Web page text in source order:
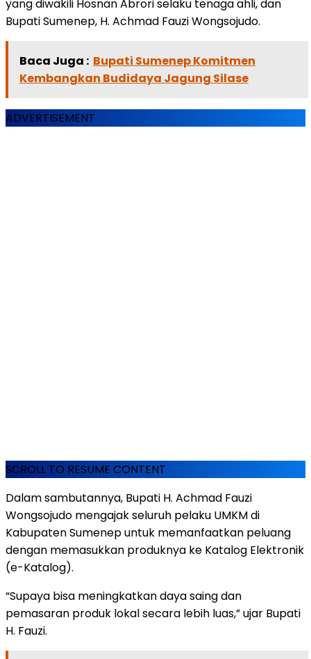
yang diwakili Hosnan Abrori selaku tenaga ahli, dan
Bupati Sumenep, H. Achmad Fauzi Wongsojudo.
Baca Juga : Bupati Sumenep Komitmen
Kembangkan Budidaya Jagung Silase
ADVERTISEMENT
SCROLL TO RESUME CONTENT
Dalam sambutannya, Bupati H. Achmad Fauzi
Wongsojudo mengajak seluruh pelaku UMKM di
Kabupaten Sumenep untuk memanfaatkan peluang
dengan memasukkan produknya ke Katalog Elektronik
(e-Katalog).
“Supaya bisa meningkatkan daya saing dan
pemasaran produk lokal secara lebih luas,” ujar Bupati
H. Fauzi.